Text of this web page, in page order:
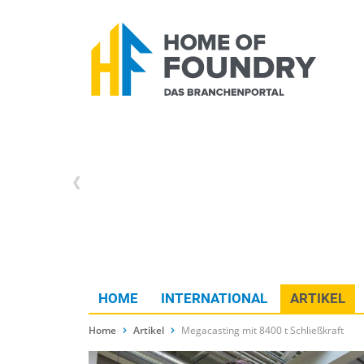
HOME INTERNATIONAL ARTIKEL
Home Artikel Megacasting mit 8400 t Schließkraft